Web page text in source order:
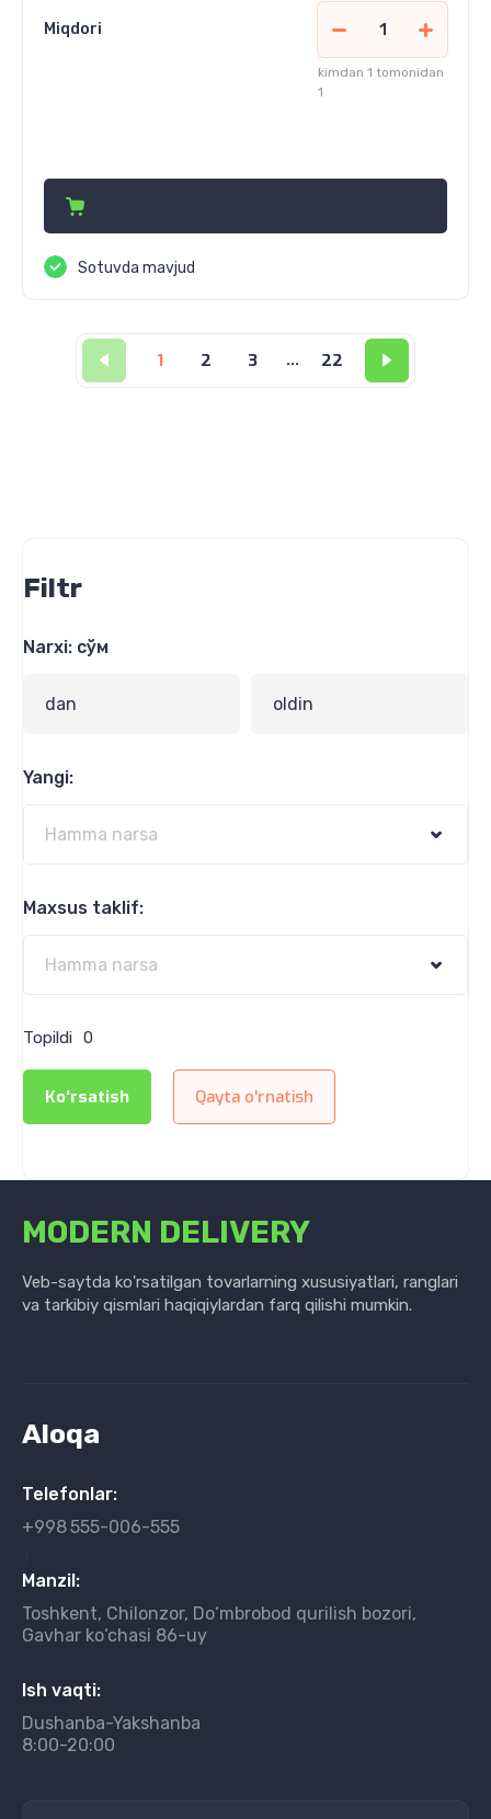
Filtr
Narxi: сўм
Yangi:
Maxsus taklif:
Topildi 0
Ko'rsatish Qayta o'rnatish
Miqdori
kimdan 1 tomonidan
1
Sotuvda mavjud
1 2 3 ... 22
MODERN DELIVERY
Veb-saytda ko'rsatilgan tovarlarning xususiyatlari, ranglari
va tarkibiy qismlari haqiqiylardan farq qilishi mumkin.
Aloqa
Telefonlar:
+998555-006-555
Manzil:
Toshkent, Chilonzor, Do‘mbrobod qurilish bozori,
Gavhar ko‘chasi 86-uy
Ish vaqti:
Dushanba-Yakshanba
8:00-20:00